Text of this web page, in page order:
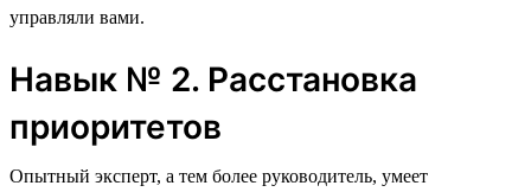
управляли вами.
Навык № 2. Расстановка
приоритетов
Опытный эксперт, а тем более руководитель, умеет